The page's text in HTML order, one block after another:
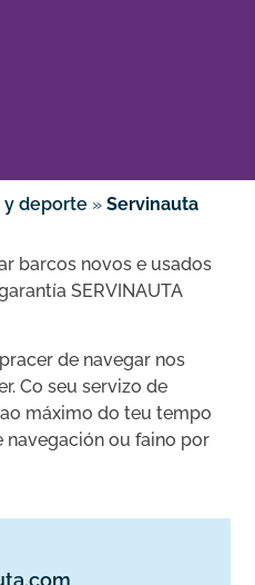
y deporte »Servinauta
barcos novos e usados
SERVINAUTA
de navegar nos
Co seu servizo de
máximo do teu tempo
navegación ou faino por